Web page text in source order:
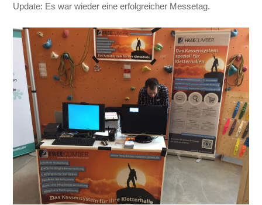
Update: Es war wieder eine erfolgreicher Messetag.